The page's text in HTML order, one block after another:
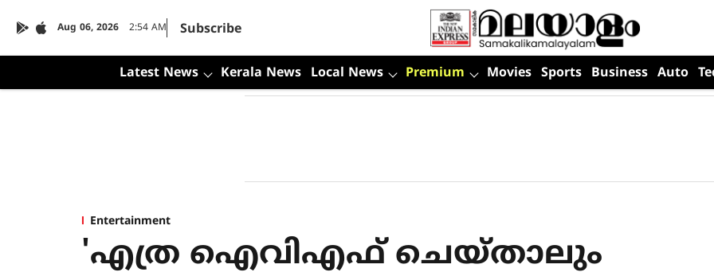
Aug 06, 2026 2:54 AM Subscribe
Latest News Kerala News Local News Premium Movies Sports Business Auto
Entertainment
'എത്ര ഐവിഎഫ് ചെയ്താലും